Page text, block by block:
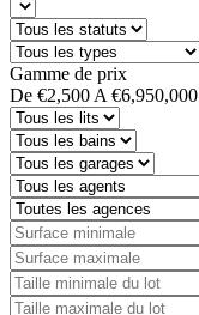
Gamme de prix
De €2,500 A €6,950,000